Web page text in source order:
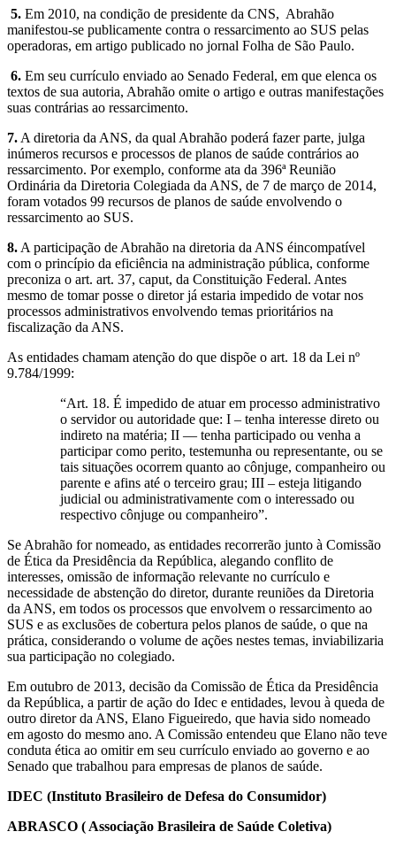
5. Em 2010, na condição de presidente da CNS, Abrahão
manifestou-se publicamente contra o ressarcimento ao SUS pelas
operadoras, em artigo publicado no jornal Folha de São Paulo.
6. Em seu currículo enviado ao Senado Federal, em que elenca os
textos de sua autoria, Abrahão omite o artigo e outras manifestações
suas contrárias ao ressarcimento.
7. A diretoria da ANS, da qual Abrahão poderá fazer parte, julga
inúmeros recursos e processos de planos de saúde contrários ao
ressarcimento. Por exemplo, conforme ata da 396ª Reunião
Ordinária da Diretoria Colegiada da ANS, de 7 de março de 2014,
foram votados 99 recursos de planos de saúde envolvendo o
ressarcimento ao SUS.
8. A participação de Abrahão na diretoria da ANS éincompatível
com o princípio da eficiência na administração pública, conforme
preconiza o art. art. 37, caput, da Constituição Federal. Antes
mesmo de tomar posse o diretor já estaria impedido de votar nos
processos administrativos envolvendo temas prioritários na
fiscalização da ANS.
As entidades chamam atenção do que dispõe o art. 18 da Lei nº
9.784/1999:
“Art. 18. É impedido de atuar em processo administrativo
o servidor ou autoridade que: I – tenha interesse direto ou
indireto na matéria; II — tenha participado ou venha a
participar como perito, testemunha ou representante, ou se
tais situações ocorrem quanto ao cônjuge, companheiro ou
parente e afins até o terceiro grau; III – esteja litigando
judicial ou administrativamente com o interessado ou
respectivo cônjuge ou companheiro”.
Se Abrahão for nomeado, as entidades recorrerão junto à Comissão
de Ética da Presidência da República, alegando conflito de
interesses, omissão de informação relevante no currículo e
necessidade de abstenção do diretor, durante reuniões da Diretoria
da ANS, em todos os processos que envolvem o ressarcimento ao
SUS e as exclusões de cobertura pelos planos de saúde, o que na
prática, considerando o volume de ações nestes temas, inviabilizaria
sua participação no colegiado.
Em outubro de 2013, decisão da Comissão de Ética da Presidência
da República, a partir de ação do Idec e entidades, levou à queda de
outro diretor da ANS, Elano Figueiredo, que havia sido nomeado
em agosto do mesmo ano. A Comissão entendeu que Elano não teve
conduta ética ao omitir em seu currículo enviado ao governo e ao
Senado que trabalhou para empresas de planos de saúde.
IDEC (Instituto Brasileiro de Defesa do Consumidor)
ABRASCO ( Associação Brasileira de Saúde Coletiva)